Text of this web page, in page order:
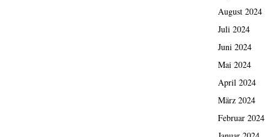
August 2024
Juli 2024
Juni 2024
Mai 2024
April 2024
März 2024
Februar 2024